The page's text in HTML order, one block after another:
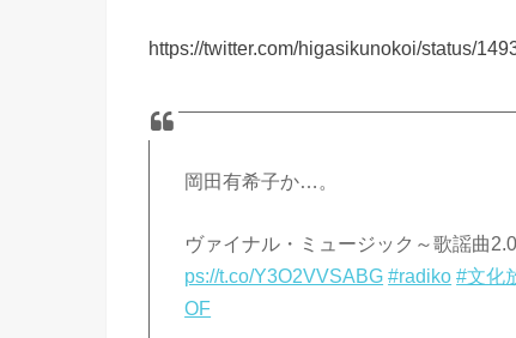
https://twitter.com/higasikunokoi/status/
岡田有希子か…。
ヴァイナル・ミュージック～歌謡曲
ps://t.co/Y3O2VVSABG #radiko #文化
OF